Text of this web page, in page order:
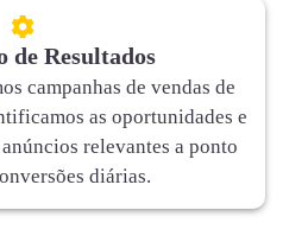
de Resultados
campanhas de vendas de
as oportunidades e
relevantes a ponto
diárias.